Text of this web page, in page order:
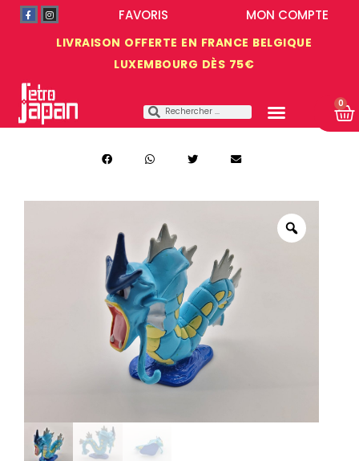
LIVRAISON OFFERTE EN FRANCE BELGIQUE
LUXEMBOURG DÈS 75€
MON COMPTE
FAVORIS
0